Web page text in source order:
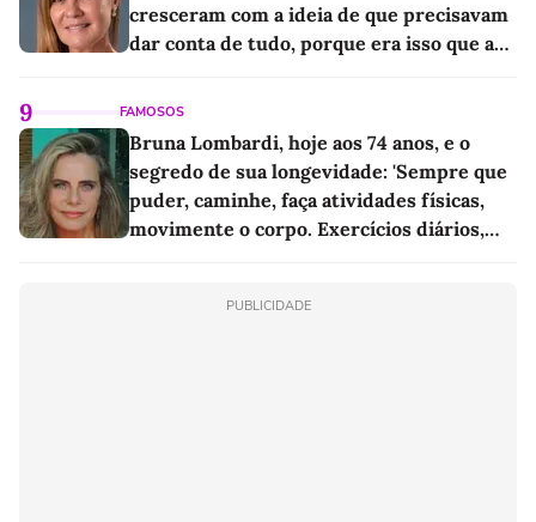
cresceram com a ideia de que precisavam
dar conta de tudo, porque era isso que a
9 FAMOSOS
Bruna Lombardi, hoje aos 74 anos, e o
segredo de sua longevidade: 'Sempre que
puder, caminhe, faça atividades físicas,
movimente o corpo. Exercícios diários,
PUBLICIDADE